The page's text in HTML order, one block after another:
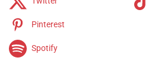
Pinterest
Spotify